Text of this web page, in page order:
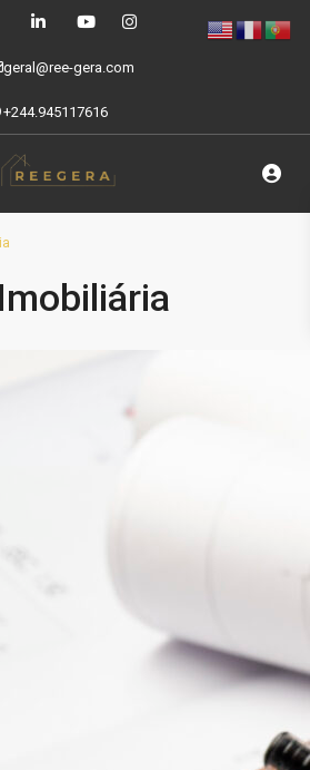
geral@ree-gera.com
+244.945117616